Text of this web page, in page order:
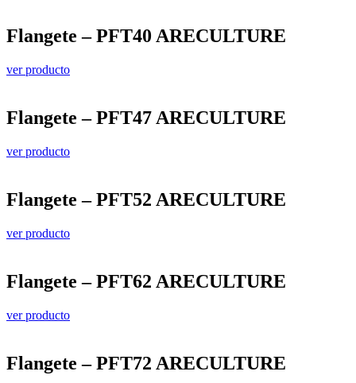
Flangete – PFT40 ARECULTURE
ver producto
Flangete – PFT47 ARECULTURE
ver producto
Flangete – PFT52 ARECULTURE
ver producto
Flangete – PFT62 ARECULTURE
ver producto
Flangete – PFT72 ARECULTURE